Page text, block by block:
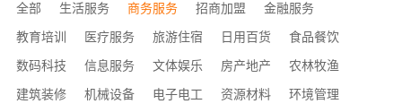
全部 生活服务 商务服务 招商加盟
金融服务
教育培训
医疗服务 旅游住宿 日用百货
食品餐饮
数码科技
信息服务 文体娱乐 房产地产
农林牧渔
建筑装修
机械设备 电子电工 资源材料
环境管理